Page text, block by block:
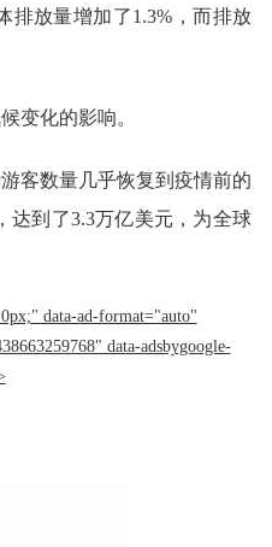
排放量增加了1.3%，而排放
变化的影响。
客数量几乎恢复到疫情前的
达到了3.3万亿美元，为全球
data-ad-format="auto"
data-adsbygoogle-